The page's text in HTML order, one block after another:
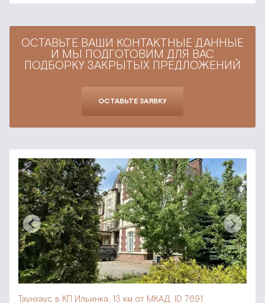
ОСТАВЬТЕ ВАШИ КОНТАКТНЫЕ ДАННЫЕ
И МЫ ПОДГОТОВИМ ДЛЯ ВАС
ПОДБОРКУ ЗАКРЫТЫХ ПРЕДЛОЖЕНИЙ
ОСТАВЬТЕ ЗАЯВКУ
Таунхаус в КП Ильинка, 13 км от МКАД, ID 7691